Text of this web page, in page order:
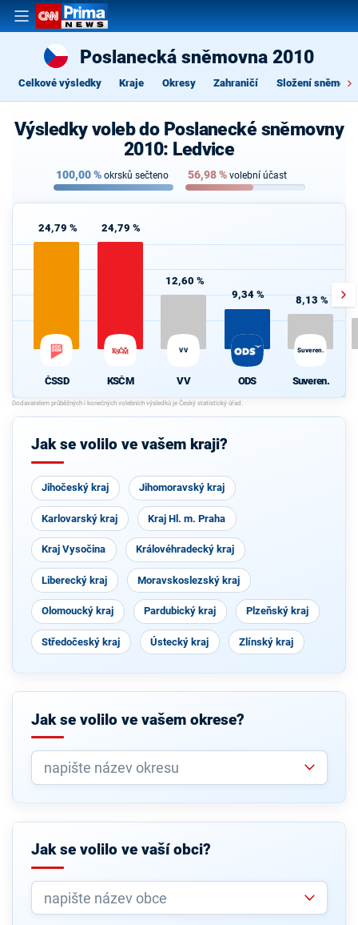
Poslanecká sněmovna 2010
Celkové výsledky Kraje Okresy Zahraničí Složení
Výsledky voleb do Poslanecké sněmovny
2010: Ledvice
100,00% okrsků sečteno 56,98% volební účast
24,79 %
ČSSD
24,79 %
KSČM
12,60 %
VV
VV
9,34 %
ODS
8,13 %
Suveren.
Suveren.
Jak se volilo ve vašem kraji?
Jihočeský kraj Jihomoravský kraj
Karlovarský kraj Kraj Hl. m. Praha
Kraj Vysočina Královéhradecký kraj
Liberecký kraj Moravskoslezský kraj
Olomoucký kraj Pardubický kraj Plzeňský kraj
Středočeský kraj Ústecký kraj Zlínský kraj
Jak se volilo ve vašem okrese?
Jak se volilo ve vaší obci?